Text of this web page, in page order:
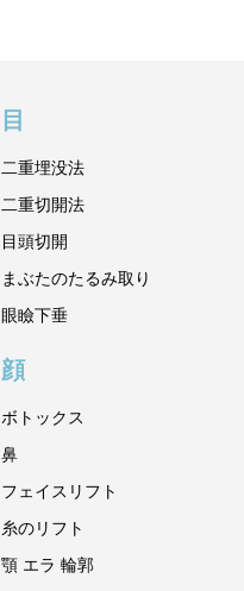
目
二重埋没法
二重切開法
目頭切開
まぶたのたるみ取り
眼瞼下垂
顔
ボトックス
鼻
フェイスリフト
糸のリフト
顎 エラ 輪郭